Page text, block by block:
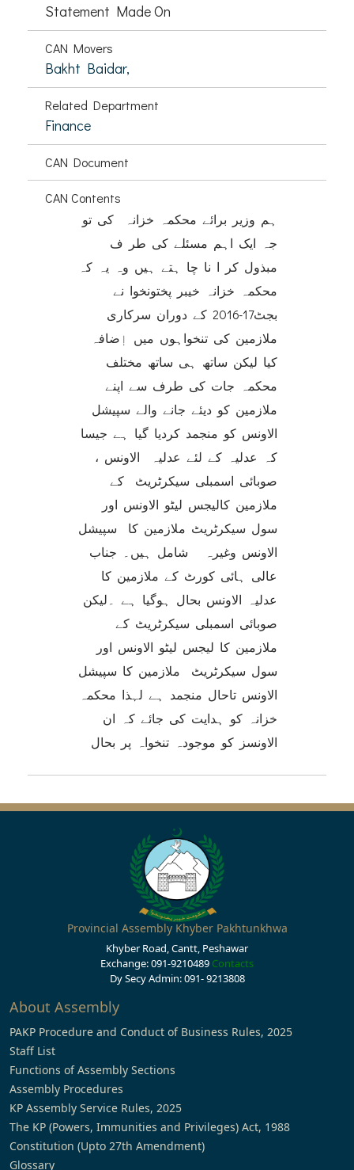
Statement Made On
CAN Movers
Bakht Baidar,
Related Department
Finance
CAN Document
CAN Contents
ہم وزیر برائے محکمہ خزانہ کی تو
جہ ایک اہم مسئلے کی طر ف
مبذول کر ا نا چا ہتے ہیں وہ یہ کہ
محکمہ خزانہ خیبر پختونخوا نے
بجٹ17-2016 کے دوران سرکاری
ملازمین کی تنخواہوں میں اٖضافہ
کیا لیکن ساتھ ہی ساتھ مختلف
محکمہ جات کی طرف سے اپنے
ملازمین کو دیئے جانے والے سپیشل
الاونس کو منجمد کردیا گیا ہے جیسا
کہ عدلیہ کے لئے عدلیہ الاونس ،
صوبائی اسمبلی سیکرٹریٹ کے
ملازمین کالیجس لیٹو الاونس اور
سول سیکرٹریٹ ملازمین کا سپیشل
الاونس وغیرہ شامل ہیں۔ جناب
عالی ہائی کورٹ کے ملازمین کا
عدلیہ الاونس بحال ہوگیا ہے ۔لیکن
صوبائی اسمبلی سیکرٹریٹ کے
ملازمین کا لیجس لیٹو الاونس اور
سول سیکرٹریٹ ملازمین کا سپیشل
الاونس تاحال منجمد ہے لہذا محکمہ
خزانہ کو ہدایت کی جائے کہ ان
الاونسز کو موجودہ تنخواہ پر بحال
Provincial Assembly Khyber Pakhtunkhwa
Khyber Road, Cantt, Peshawar
Exchange: 091-9210489 Contacts
Dy Secy Admin: 091- 9213808
About Assembly
PAKP Procedure and Conduct of Business Rules, 2025
Staff List
Functions of Assembly Sections
Assembly Procedures
KP Assembly Service Rules, 2025
The KP (Powers, Immunities and Privileges) Act, 1988
Constitution (Upto 27th Amendment)
Glossary